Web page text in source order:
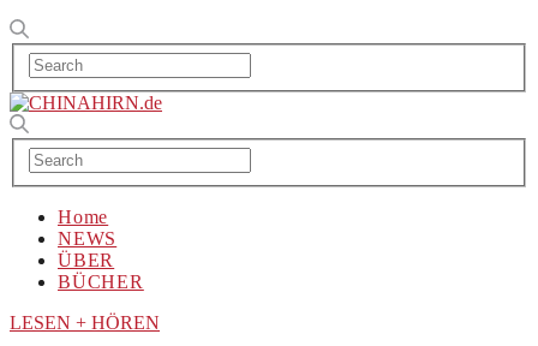
Home
NEWS
ÜBER
BÜCHER
LESEN + HÖREN